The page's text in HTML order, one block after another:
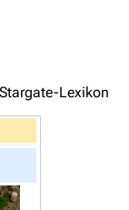
Lexikon